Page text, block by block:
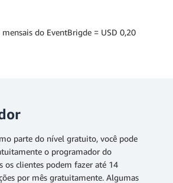
mensais do EventBrigde = USD 0,20
parte do nível gratuito, você pode
o programador do
os clientes podem fazer até 14
por mês gratuitamente. Algumas